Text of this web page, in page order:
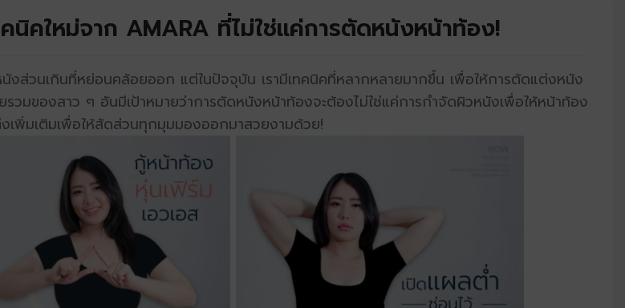
นิคใหม่จาก AMARA ที่ไม่ใช่แค่การตัดหนังหน้าท้อง!
ส่วนเกินที่หย่อนคล้อยออก แต่ในปัจจุบัน เรามีเทคนิคที่หลากหลายมากขึ้น เพื่อให้การตัดแต่งหนัง
วมของสาว ๆ อันมีเป้าหมายว่าการตัดหนังหน้าท้องจะต้องไม่ใช่แค่การกำจัดผิวหนังเพื่อให้หน้าท้อง
เพิ่มเติมเพื่อให้สัดส่วนทุกมุมมองออกมาสวยงามด้วย!